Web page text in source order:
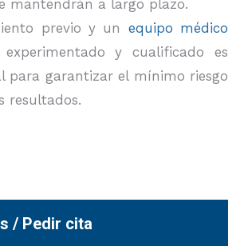
mantendrán a largo plazo.
previo y un equipo médico
y cualificado es
para garantizar el mínimo riesgo
resultados.
/ Pedir cita